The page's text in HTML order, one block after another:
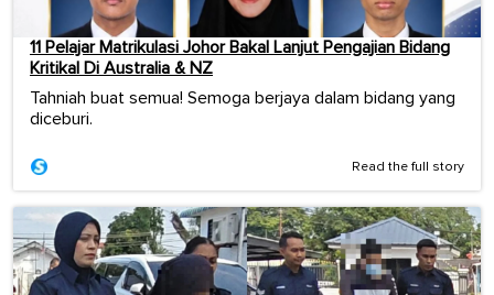
11 Pelajar Matrikulasi Johor Bakal Lanjut Pengajian Bidang
Kritikal Di Australia & NZ
Tahniah buat semua! Semoga berjaya dalam bidang yang
diceburi.
Read the full story